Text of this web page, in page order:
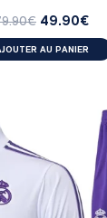
€ 49.90€
AU PANIER